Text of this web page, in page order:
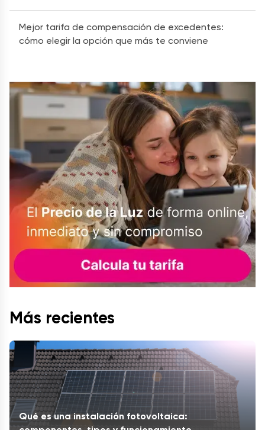
Mejor tarifa de compensación de excedentes:
cómo elegir la opción que más te conviene
Más recientes
Qué es una instalación fotovoltaica: